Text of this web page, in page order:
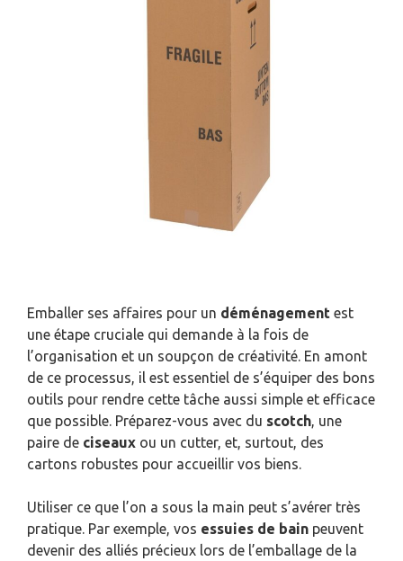
Emballer ses affaires pour un déménagement est
une étape cruciale qui demande à la fois de
l’organisation et un soupçon de créativité. En amont
de ce processus, il est essentiel de s’équiper des bons
outils pour rendre cette tâche aussi simple et efficace
que possible. Préparez-vous avec du scotch, une
paire de ciseaux ou un cutter, et, surtout, des
cartons robustes pour accueillir vos biens.
Utiliser ce que l’on a sous la main peut s’avérer très
pratique. Par exemple, vos essuies de bain peuvent
devenir des alliés précieux lors de l’emballage de la